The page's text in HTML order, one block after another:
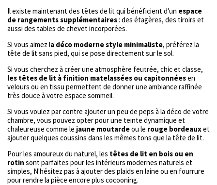
Il existe maintenant des têtes de lit qui bénéficient d'un espace
de rangements supplémentaires: des étagères, des tiroirs et
aussi des tables de chevet incorporées.
Si vous aimez la déco moderne style minimaliste, préférez la
tête de lit sans pied, qui se pose directement sur le sol.
Si vous cherchez à créer une atmosphère feutrée, chic et classe,
les têtes de lit à finition matelassées ou capitonnéesen
velours ou en tissu permettent de donner une ambiance raffinée
très douce à votre espace sommeil.
Si vous voulez par contre ajouter un peu de peps à la déco de votre
chambre, vous pouvez opter pour une teinte dynamique et
chaleureuse comme le jaune moutardeou le rouge bordeauxet
ajouter quelques coussins dans les mêmes tons que la tête de lit.
Pour les amoureux du naturel, les têtes de lit en bois ou en
rotin sont parfaites pour les intérieurs modernes naturels et
simples, N'hésitez pas à ajouter des plaids en laine ou en fourrure
pour rendre la pièce encore plus cocooning.